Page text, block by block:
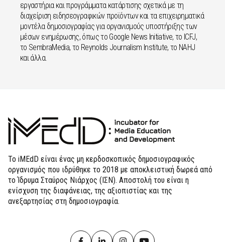
εργαστήρια και προγράμματα κατάρτισης σχετικά με τη
διαχείριση ειδησεογραφικών προϊόντων και τα επιχειρηματικά
μοντέλα δημοσιογραφίας για οργανισμούς υποστήριξης των
μέσων ενημέρωσης, όπως το Google News Initiative, το ICFJ,
το SembraMedia, το Reynolds Journalism Institute, το NAHJ
και άλλα.
Το iMEdD είναι ένας μη κερδοσκοπικός δημοσιογραφικός
οργανισμός που ιδρύθηκε το 2018 με αποκλειστική δωρεά από
το Ίδρυμα Σταύρος Νιάρχος (ΙΣΝ). Αποστολή του είναι η
ενίσχυση της διαφάνειας, της αξιοπιστίας και της
ανεξαρτησίας στη δημοσιογραφία.